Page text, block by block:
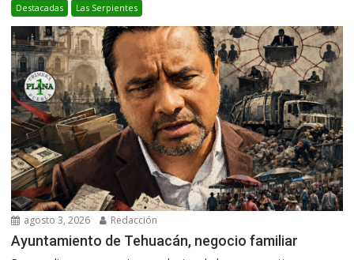
Destacadas Las Serpientes
agosto 3, 2026 Redacción
Ayuntamiento de Tehuacán, negocio familiar